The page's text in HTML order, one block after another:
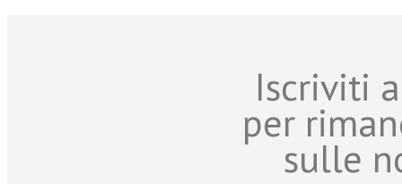
Iscriviti
per
sulle